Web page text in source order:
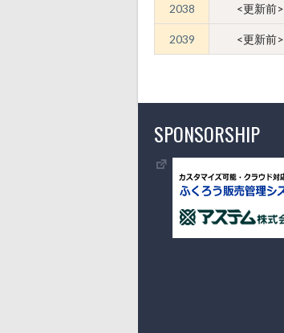
2038 <更新前>
2039 <更新前>
SPONSORSHIP